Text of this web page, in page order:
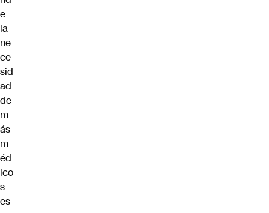
e
la
ne
ce
sid
ad
de
m
ás
m
éd
ico
s
es